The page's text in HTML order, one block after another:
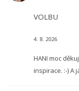
VOLBU
4. 8. 2026
HANI moc
inspirace. :-) A